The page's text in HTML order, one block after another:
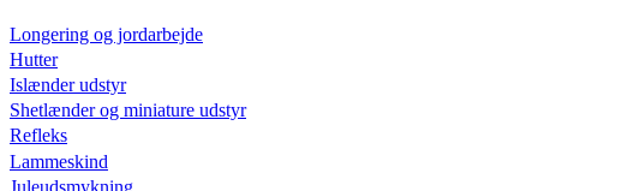
Longering og jordarbejde
Hutter
Islænder udstyr
Shetlænder og miniature udstyr
Refleks
Lammeskind
Juleudsmykning